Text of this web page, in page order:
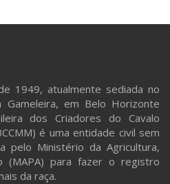
1949, atualmente sediada no
Gameleira, em Belo Horizonte
dos Criadores do Cavalo
é uma entidade civil sem
pelo Ministério da Agricultura,
(MAPA) para fazer o registro
da raça.